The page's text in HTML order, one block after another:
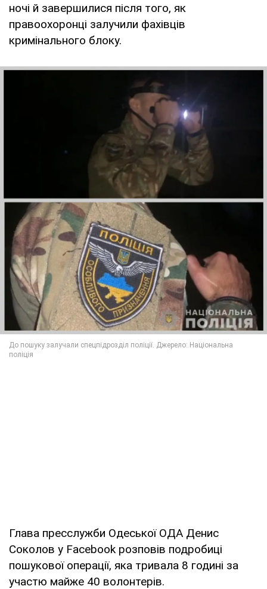
ночі й завершилися після того, як
правоохоронці залучили фахівців
кримінального блоку.
Глава пресслужби Одеської ОДА Денис
Соколов у Facebook розповів подробиці
пошукової операції, яка тривала 8 годині за
участю майже 40 волонтерів.